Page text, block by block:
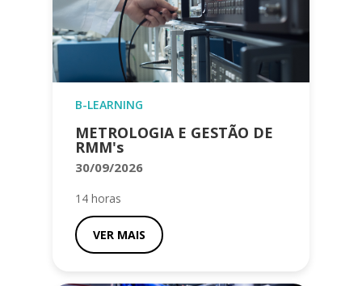
B-LEARNING
METROLOGIA E GESTÃO DE
RMM's
30/09/2026
14 horas
VER MAIS